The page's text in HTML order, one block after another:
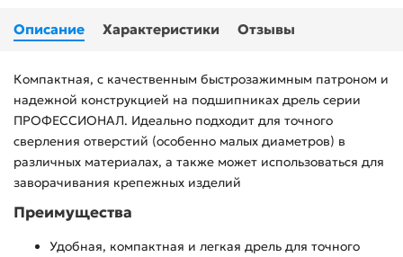
Описание Характеристики Отзывы
Компактная, с качественным быстрозажимным патроном и
надежной конструкцией на подшипниках дрель серии
ПРОФЕССИОНАЛ. Идеально подходит для точного
сверления отверстий (особенно малых диаметров) в
различных материалах, а также может использоваться для
заворачивания крепежных изделий
Преимущества
Удобная, компактная и легкая дрель для точного